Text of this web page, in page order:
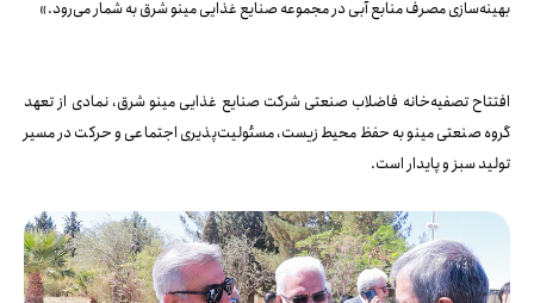
بهینه‌سازی مصرف منابع آبی در مجموعه صنایع غذایی مینو شرق به شمار می‌رود.»
افتتاح تصفیه‌خانه فاضلاب صنعتی شرکت صنایع غذایی مینو شرق، نمادی از تعهد
گروه صنعتی مینو به حفظ محیط زیست، مسئولیت‌پذیری اجتماعی و حرکت در مسیر
تولید سبز و پایدار است.